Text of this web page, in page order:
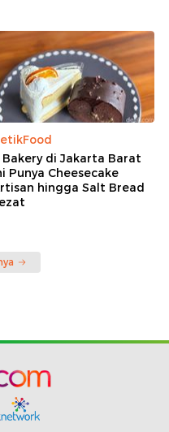
Bakery di Jakarta Barat
Punya Cheesecake
hingga Salt Bread